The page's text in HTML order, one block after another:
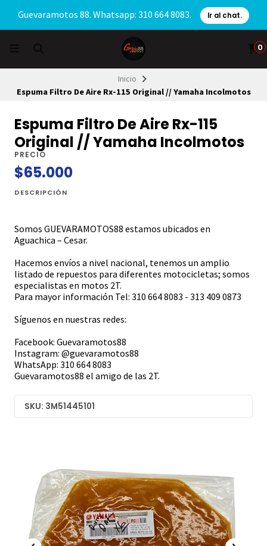
Guevaramotos 88. Whatsapp: 310 664 8083. Ir al chat.
0
Inicio
Espuma Filtro De Aire Rx-115 Original // Yamaha Incolmotos
Espuma Filtro De Aire Rx-115
Original // Yamaha Incolmotos
PRECIO
$65.000
DESCRIPCIÓN
Somos GUEVARAMOTOS88 estamos ubicados en
Aguachica – Cesar.
Hacemos envíos a nivel nacional, tenemos un amplio
listado de repuestos para diferentes motocicletas; somos
especialistas en motos 2T.
Para mayor información Tel: 310 664 8083 - 313 409 0873
Síguenos en nuestras redes:
Facebook: Guevaramotos88
Instagram: @guevaramotos88
WhatsApp: 310 664 8083
Guevaramotos88 el amigo de las 2T.
SKU: 3M51445101